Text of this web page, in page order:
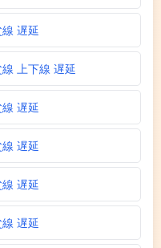
遅延
上下線 遅延
遅延
遅延
遅延
遅延